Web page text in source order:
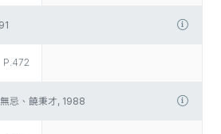
P.472
忌、饒秉才, 1988